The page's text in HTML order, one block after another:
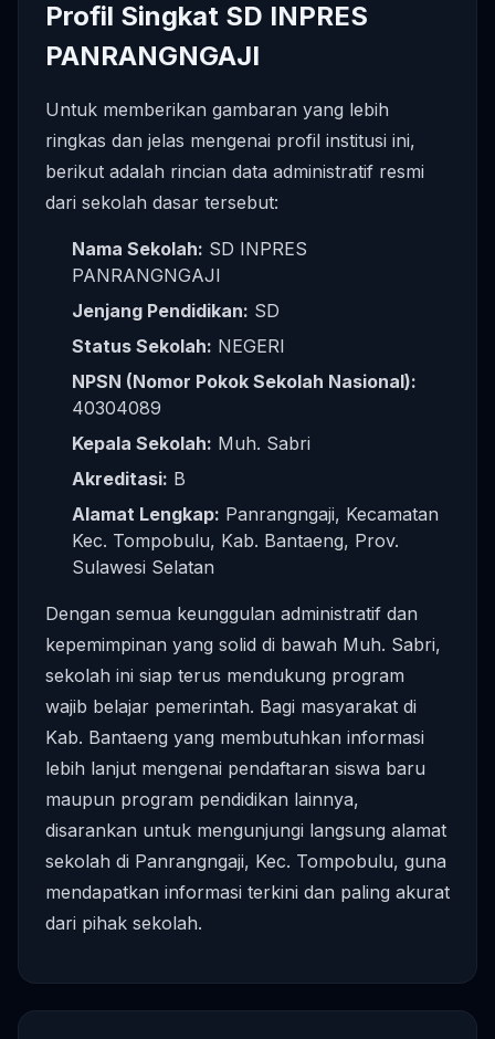
Profil Singkat SD INPRES
PANRANGNGAJI
Untuk memberikan gambaran yang lebih
ringkas dan jelas mengenai profil institusi ini,
berikut adalah rincian data administratif resmi
dari sekolah dasar tersebut:
Nama Sekolah: SD INPRES
PANRANGNGAJI
Jenjang Pendidikan: SD
Status Sekolah: NEGERI
NPSN (Nomor Pokok Sekolah Nasional):
40304089
Kepala Sekolah: Muh. Sabri
Akreditasi: B
Alamat Lengkap: Panrangngaji, Kecamatan
Kec. Tompobulu, Kab. Bantaeng, Prov.
Sulawesi Selatan
Dengan semua keunggulan administratif dan
kepemimpinan yang solid di bawah Muh. Sabri,
sekolah ini siap terus mendukung program
wajib belajar pemerintah. Bagi masyarakat di
Kab. Bantaeng yang membutuhkan informasi
lebih lanjut mengenai pendaftaran siswa baru
maupun program pendidikan lainnya,
disarankan untuk mengunjungi langsung alamat
sekolah di Panrangngaji, Kec. Tompobulu, guna
mendapatkan informasi terkini dan paling akurat
dari pihak sekolah.